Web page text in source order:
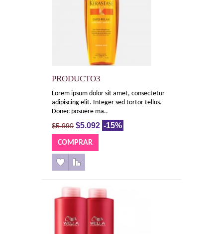
PRODUCTO3
Lorem ipsum dolor sit amet, consectetur
adipiscing elit. Integer sed tortor tellus.
Donec posuere ma..
$5.990 $5.092 -15%